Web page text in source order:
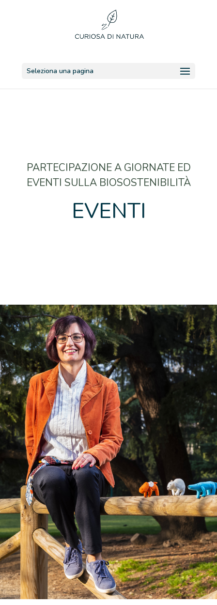
Seleziona una pagina
PARTECIPAZIONE A GIORNATE ED
EVENTI SULLA BIOSOSTENIBILITÀ
EVENTI